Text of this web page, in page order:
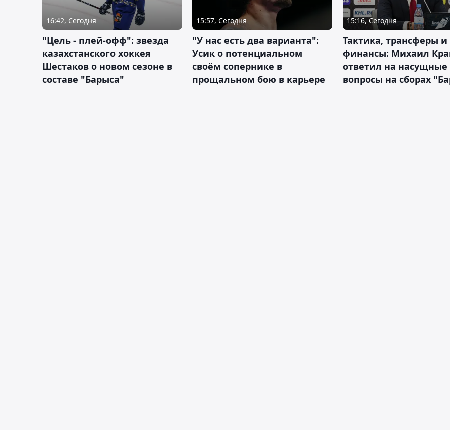
16:42, Сегодня
"Цель - плей-офф": звезда
казахстанского хоккея
Шестаков о новом сезоне в
составе "Барыса"
15:57, Сегодня
"У нас есть два варианта":
Усик о потенциальном
своём сопернике в
прощальном бою в карьере
15:16, Сегодня
Тактика, трансферы и
финансы: Михаил
ответил на насущные
вопросы на сборах